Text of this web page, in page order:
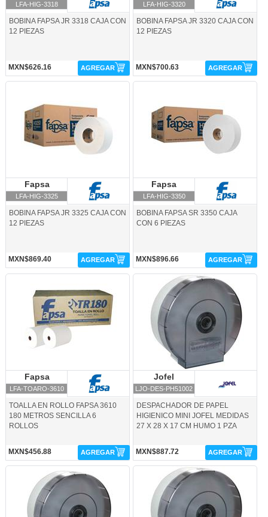
LFA-HIG-3318
BOBINA FAPSA JR 3318 CAJA CON
12 PIEZAS
MXN$626.16 AGREGAR
LFA-HIG-3320
BOBINA FAPSA JR 3320 CAJA CON
12 PIEZAS
MXN$700.63 AGREGAR
Fapsa
LFA-HIG-3325
BOBINA FAPSA JR 3325 CAJA CON
12 PIEZAS
MXN$869.40 AGREGAR
Fapsa
LFA-HIG-3350
BOBINA FAPSA SR 3350 CAJA
CON 6 PIEZAS
MXN$896.66 AGREGAR
Fapsa
LFA-TOARO-3610
TOALLA EN ROLLO FAPSA 3610
180 METROS SENCILLA 6
ROLLOS
MXN$456.88 AGREGAR
LJO-DES-PH51002-Jofel
Jofel
LJO-DES-PH51002
DESPACHADOR DE PAPEL
HIGIENICO MINI JOFEL MEDIDAS
27 X 28 X 17 CM HUMO 1 PZA
MXN$887.72 AGREGAR
LKC-DESH-94202-Kimberly Clark LKC-DESH-94203-Kimberly Clark